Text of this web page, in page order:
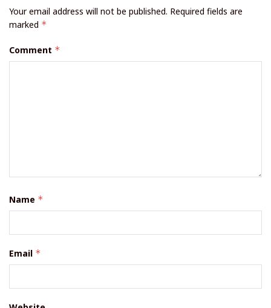
Your email address will not be published. Required fields are
marked *
Comment *
Name *
Email *